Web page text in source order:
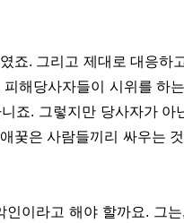
죠. 그리고 제대로 대응하
해당사자들이 시위를 하
죠. 그렇지만 당사자가 아
꿎은 사람들끼리 싸우는
이라고 해야 할까요. 그